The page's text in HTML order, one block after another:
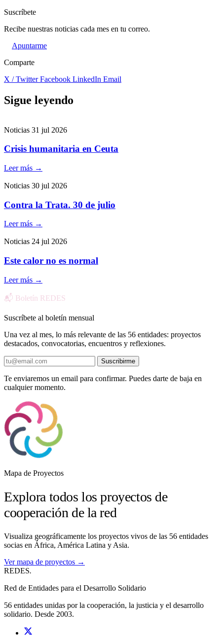
Suscríbete
Recibe nuestras noticias cada mes en tu correo.
Apuntarme
Comparte
X / TwitterFacebook LinkedIn Email
Sigue leyendo
Noticias 31 jul 2026
Crisis humanitaria en Ceuta
Leer más →
Noticias 30 jul 2026
Contra la Trata. 30 de julio
Leer más →
Noticias 24 jul 2026
Este calor no es normal
Leer más →
📬 Boletín REDES
Suscríbete al boletín mensual
Una vez al mes, lo más relevante de las 56 entidades: proyectos
destacados, convocatorias, encuentros y reflexiones.
Suscribirme
Te enviaremos un email para confirmar. Puedes darte de baja en
cualquier momento.
Mapa de Proyectos
Explora todos los proyectos de
cooperación de la red
Visualiza geográficamente los proyectos vivos de las 56 entidades
socias en África, América Latina y Asia.
Ver mapa de proyectos →
REDES.
Red de Entidades para el Desarrollo Solidario
56 entidades unidas por la cooperación, la justicia y el desarrollo
solidario. Desde 2003.